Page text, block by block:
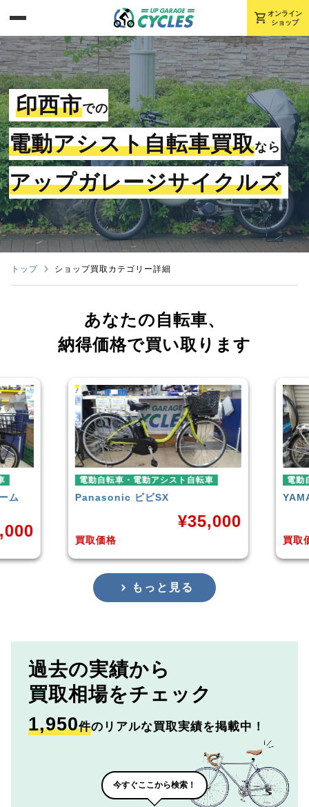
shopping_cart オンライン
ショップ
印西市での
電動アシスト自転車買取なら
アップガレージサイクルズ
トップ ショップ買取カテゴリー詳細
あなたの自転車、
納得価格で買い取ります
ム
電動自転車・電動アシスト自転車
Panasonic ビビSX
買取価格
¥35,000
電動
買取
もっと見る
過去の実績から
買取相場をチェック
1,950件のリアルな買取実績を掲載中！
今すぐここから検索！